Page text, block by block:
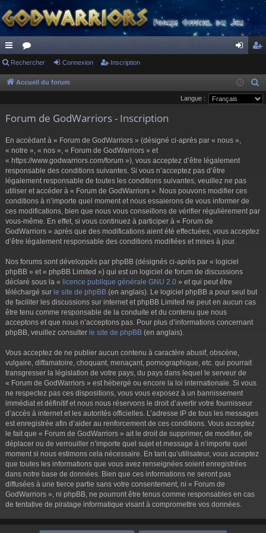
ac
co
ci
or
u
s
ne cri
pti
Rechercher Connexion Inscription
Accueil du forum
e
Langue :
Forum de GodWarriors - Inscription
En accédant à « Forum de GodWarriors » (désigné ci-après par « nous »,
« notre », « nos », « Forum de GodWarriors » et
« https://www.godwarriors.com/forum »), vous acceptez d’être légalement
responsable des conditions suivantes. Si vous n’acceptez pas d’être
légalement responsable de toutes les conditions suivantes, veuillez ne pas
utiliser et accéder à « Forum de GodWarriors ». Nous pouvons modifier ces
conditions à n’importe quel moment et nous essaierons de vous informer de
ces modifications, bien que nous vous conseillons de vérifier régulièrement par
vous-même. En effet, si vous continuez à participer à « Forum de
GodWarriors » après que des modifications aient été effectuées, vous acceptez
d’être légalement responsable des conditions modifiées et mises à jour.
Nos forums sont développés par phpBB (désignés ci-après par « logiciel
phpBB » et « phpBB Limited ») qui est un logiciel de forum de discussions
déclaré sous la « licence publique générale GNU 2.0 » et qui peut être
téléchargé sur le site de phpBB (en anglais). Le logiciel phpBB a pour seul but
de faciliter les discussions sur internet et phpBB Limited ne peut en aucun cas
être tenu comme responsable de la conduite et du contenu que nous
acceptons et que nous n’acceptons pas. Pour plus d’informations concernant
phpBB, veuillez consulter le site de phpBB (en anglais).
Vous acceptez de ne publier aucun contenu à caractère abusif, obscène,
vulgaire, diffamatoire, choquant, menaçant, pornographique, etc. qui pourrait
transgresser la législation de votre pays, du pays dans lequel le serveur de
« Forum de GodWarriors » est hébergé ou encore la loi internationale. Si vous
ne respectez pas ces dispositions, vous vous exposez à un bannissement
immédiat et définitif et nous nous réservons le droit d’avertir votre fournisseur
d’accès à internet et les autorités officielles. L’adresse IP de tous les messages
est enregistrée afin d’aider au renforcement de ces conditions. Vous acceptez
le fait que « Forum de GodWarriors » ait le droit de supprimer, de modifier, de
déplacer ou de verrouiller n’importe quel sujet et message à n’importe quel
moment si nous estimons cela nécessaire. En tant qu’utilisateur, vous acceptez
que toutes les informations que vous avez renseignées soient enregistrées
dans notre base de données. Bien que ces informations ne seront pas
diffusées à une tierce partie sans votre consentement, ni « Forum de
GodWarriors », ni phpBB, ne pourront être tenus comme responsables en cas
de tentative de piratage informatique visant à compromettre vos données.